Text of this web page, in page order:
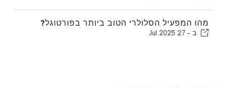
מהו המפעיל הסלולרי הטוב ביותר בפורטוגל?
ב - 27 Jul 2025